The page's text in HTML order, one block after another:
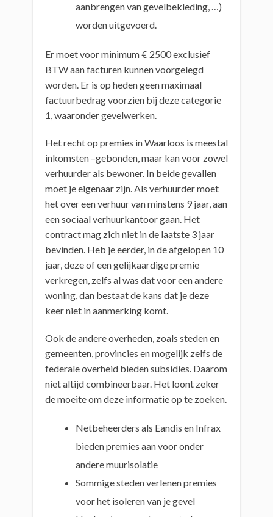
aanbrengen van gevelbekleding, …)
worden uitgevoerd.
Er moet voor minimum € 2500 exclusief
BTW aan facturen kunnen voorgelegd
worden. Er is op heden geen maximaal
factuurbedrag voorzien bij deze categorie
1, waaronder gevelwerken.
Het recht op premies in Waarloos is meestal
inkomsten –gebonden, maar kan voor zowel
verhuurder als bewoner. In beide gevallen
moet je eigenaar zijn. Als verhuurder moet
het over een verhuur van minstens 9 jaar, aan
een sociaal verhuurkantoor gaan. Het
contract mag zich niet in de laatste 3 jaar
bevinden. Heb je eerder, in de afgelopen 10
jaar, deze of een gelijkaardige premie
verkregen, zelfs al was dat voor een andere
woning, dan bestaat de kans dat je deze
keer niet in aanmerking komt.
Ook de andere overheden, zoals steden en
gemeenten, provincies en mogelijk zelfs de
federale overheid bieden subsidies. Daarom
niet altijd combineerbaar. Het loont zeker
de moeite om deze informatie op te zoeken.
Netbeheerders als Eandis en Infrax
bieden premies aan voor onder
andere muurisolatie
Sommige steden verlenen premies
voor het isoleren van je gevel